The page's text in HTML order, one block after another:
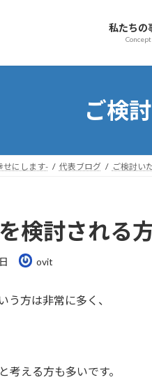
私たちの
Concept
ご検
せにします- 代表ブログ ご検討い
検討される
ovit
う方は非常に多く、
考える方も多いです。